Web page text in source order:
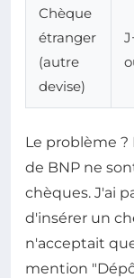
Chèque
étranger
(autre
devise)
Le problème
de BNP ne
chèques. J'ai
d'insérer un
n'acceptait
mention